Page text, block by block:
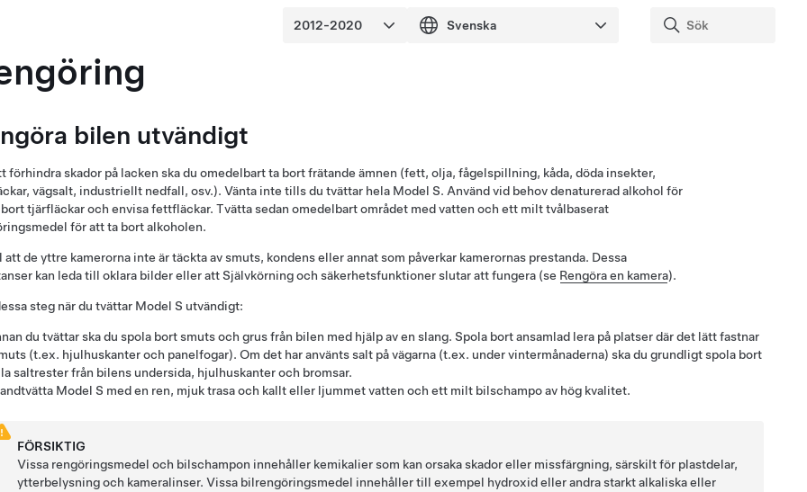
bilen utvändigt
förhindra skador på lacken ska du omedelbart ta bort frätande ämnen (fett, olja, fågelspillning, kåda, döda insekter,
vägsalt, industriellt nedfall, osv.). Vänta inte tills du tvättar hela Model S. Använd vid behov denaturerad alkohol för
tjärfläckar och envisa fettfläckar. Tvätta sedan omedelbart området med vatten och ett milt tvålbaserat
för att ta bort alkoholen.
att de yttre kamerorna inte är täckta av smuts, kondens eller annat som påverkar kamerornas prestanda. Dessa
kan leda till oklara bilder eller attSjälvkörningoch säkerhetsfunktioner slutar att fungera (se Rengöra en kamera).
steg när du tvättar Model S utvändigt:
du tvättar ska du spola bort smuts och grus från bilen med hjälp av en slang. Spola bort ansamlad lera på platser där det lätt fastnar
(t.ex. hjulhuskanter och panelfogar). Om det har använts salt på vägarna (t.ex. under vintermånaderna) ska du grundligt spola bort
saltrester från bilens undersida, hjulhuskanter och bromsar.
Model S med en ren, mjuk trasa och kallt eller ljummet vatten och ett milt bilschampo av hög kvalitet.
FÖRSIKTIG
Vissa rengöringsmedel och bilschampon innehåller kemikalier som kan orsaka skador eller missfärgning, särskilt för plastdelar,
ytterbelysning och kameralinser. Vissa bilrengöringsmedel innehåller till exempel hydroxid eller andra starkt alkaliska eller